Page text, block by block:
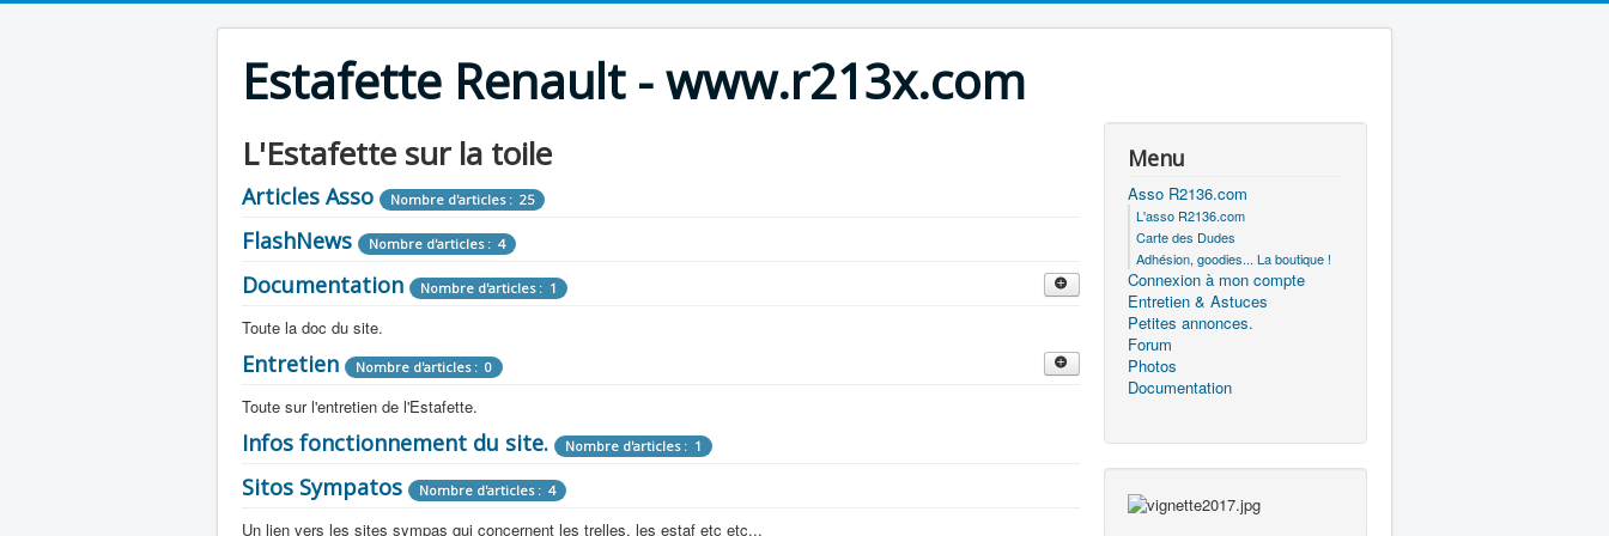
Estafette Renault - www.r213x.com
L'Estafette sur la toile
Articles Asso Nombre d'articles : 25
FlashNews Nombre d'articles : 4
Documentation Nombre d'articles : 1
Toute la doc du site.
Revue de Presse Nombre d'articles : 9
Tous les articles que l'on a vu sur l'estafette !
Camping Car Nombre d'articles : 3
Toute la doc sur les camping cars ou aménagements d'époque.
Documentation Nombre d'articles : 13
Entretien Nombre d'articles : 0
Toute sur l'entretien de l'Estafette.
Mécanique Nombre d'articles : 0
Moteur Nombre d'articles : 14
Electricité Nombre d'articles : 0
Infos fonctionnement du site. Nombre d'articles : 1
Sitos Sympatos Nombre d'articles : 4
Un lien vers les sites sympas qui concernent les trelles, les estaf etc etc...
Menu
Asso R2136.com
L'asso R2136.com
Carte des Dudes
Adhésion, goodies... La boutique !
Connexion à mon compte
Entretien & Astuces
Petites annonces.
Forum
Photos
Documentation